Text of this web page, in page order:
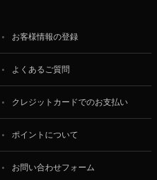
お客様情報の登録
よくあるご質問
クレジットカードでのお支払い
ポイントについて
お問い合わせフォーム